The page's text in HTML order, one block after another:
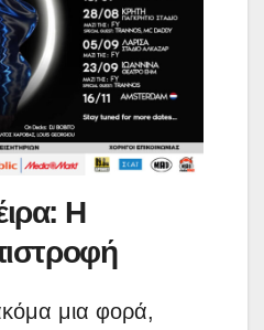
Η
μια φορά,